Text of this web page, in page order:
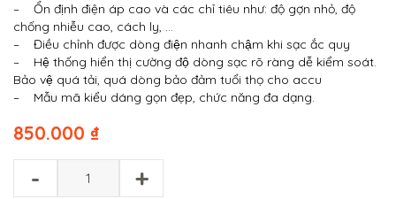
– Ổn định điện áp cao và các chỉ tiêu như: độ gợn nhỏ, độ
chống nhiễu cao, cách ly, …
– Điều chỉnh được dòng điện nhanh chậm khi sạc ắc quy
– Hệ thống hiển thị cường độ dòng sạc rõ ràng dễ kiểm soát.
Bảo vệ quá tải, quá dòng bảo đảm tuổi thọ cho accu
– Mẫu mã kiểu dáng gọn đẹp, chức năng đa dạng.
850.000 ₫
- +